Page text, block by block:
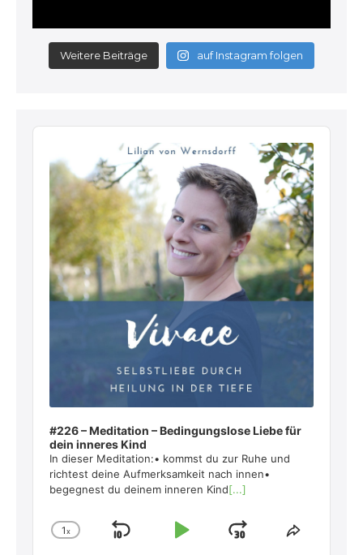
Weitere Beiträge auf Instagram folgen
Audio
#226 – Meditation – Bedingungslose Liebe für
dein inneres Kind
In dieser Meditation:• kommst du zur Ruhe und
richtest deine Aufmerksamkeit nach innen•
begegnest du deinem inneren Kind[...]
Change
1x
Skip
Play
JumpShare